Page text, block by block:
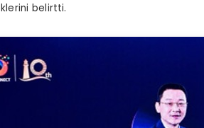
belirtti.